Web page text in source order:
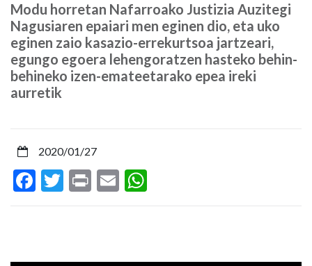
pixkanaka,
Donibane
eta
Harresi
haur
eskoletan,
gaztelania
Modu horretan Nafarroako Justizia Auzitegi
Nagusiaren epaiari men eginen dio, eta uko
eginen zaio kasazio-errekurtsoa jartzeari,
egungo egoera lehengoratzen hasteko behin-
behineko izen-emateetarako epea ireki
aurretik
2020/01/27
Facebook
Twitter
PrintEmail